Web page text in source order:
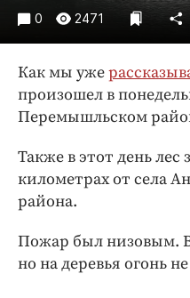
Издания
Медиаперсона
Интересное
Клиника года
Бренд года
Работодатель
0 2471
Как мы уже
произошел в
Перемышльском
Также в этот день лес
километрах от села
района.
Пожар был низовым.
но на деревья огонь